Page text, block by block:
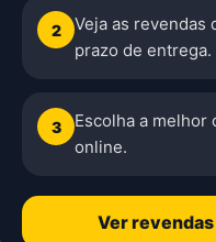
2
Veja as revendas
prazo de entrega.
3
Escolha a melhor
online.
Ver